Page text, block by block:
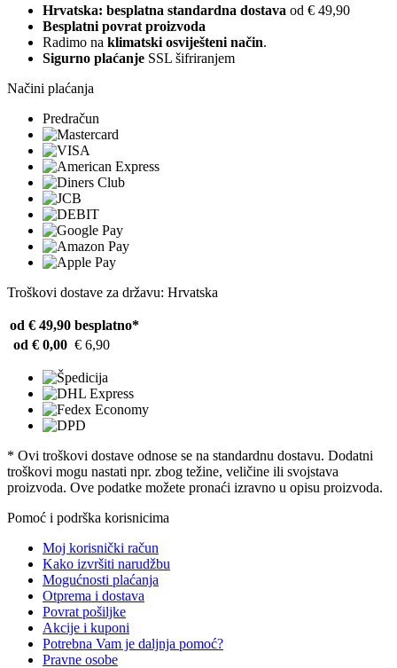
Hrvatska: besplatna standardna dostava od € 49,90
Besplatni povrat proizvoda
Radimo na klimatski osviješteni način.
Sigurno plaćanje SSL šifriranjem
Načini plaćanja
Predračun
Troškovi dostave za državu: Hrvatska
od € 49,90 besplatno*
od € 0,00 € 6,90
* Ovi troškovi dostave odnose se na standardnu ​​dostavu. Dodatni
troškovi mogu nastati npr. zbog težine, veličine ili svojstava
proizvoda. Ove podatke možete pronaći izravno u opisu proizvoda.
Pomoć i podrška korisnicima
Moj korisnički račun
Kako izvršiti narudžbu
Mogućnosti plaćanja
Otprema i dostava
Povrat pošiljke
Akcije i kuponi
Potrebna Vam je daljnja pomoć?
Pravne osobe